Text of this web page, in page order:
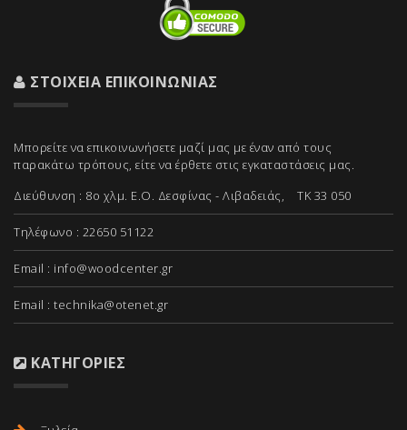
ΣΤΟΙΧΕΊΑ ΕΠΙΚΟΙΝΩΝΊΑΣ
Μπορείτε να επικοινωνήσετε μαζί μας με έναν από τους
παρακάτω τρόπους, είτε να έρθετε στις εγκαταστάσεις μας.
Διεύθυνση : 8ο χλμ. Ε.Ο. Δεσφίνας - Λιβαδειάς, ΤΚ 33 050
Τηλέφωνο : 22650 51122
Email : info@woodcenter.gr
Email : technika@otenet.gr
ΚΑΤΗΓΟΡΊΕΣ